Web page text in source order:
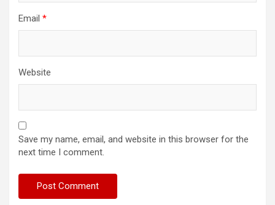
Email *
Website
Save my name, email, and website in this browser for the
next time I comment.